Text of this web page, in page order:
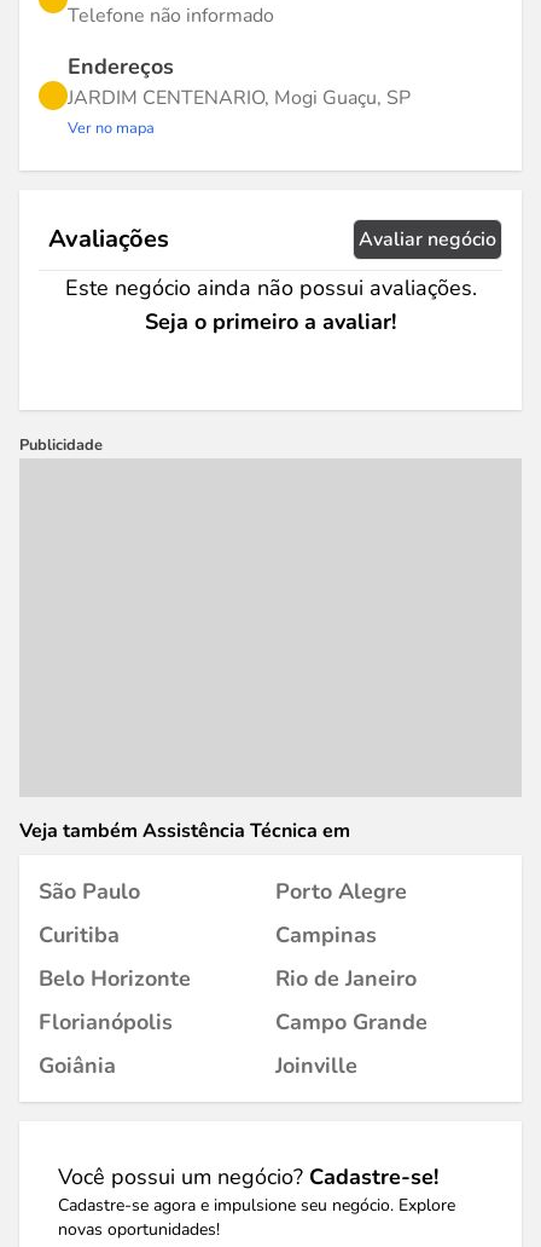
Telefone não informado
Endereços
JARDIM CENTENARIO, Mogi Guaçu, SP
Ver no mapa
Avaliações Avaliar negócio
Este negócio ainda não possui avaliações.
Seja o primeiro a avaliar!
Publicidade
Veja também Assistência Técnica em
São Paulo
Porto Alegre
Curitiba
Campinas
Belo Horizonte
Rio de Janeiro
Florianópolis
Campo Grande
Goiânia
Joinville
Você possui um negócio? Cadastre-se!
Cadastre-se agora e impulsione seu negócio. Explore
novas oportunidades!